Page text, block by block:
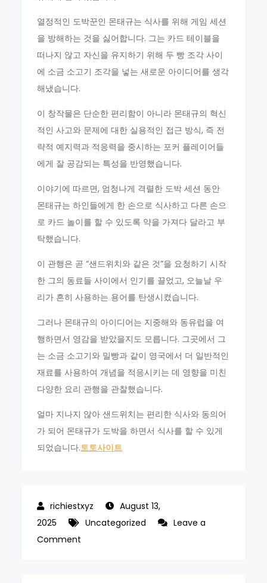
열정적인 도박꾼인 몬태규는 식사를 위해 게임 세션
을 방해하는 것을 싫어합니다. 그는 카드 테이블을
떠나지 않고 자신을 유지하기 위해 두 빵 조각 사이
에 소금 소고기 조각을 넣는 새로운 아이디어를 생각
해냈습니다.
이 창작물은 단순한 편리함이 아니라 몬태규의 혁신
적인 사고와 문제에 대한 실용적인 접근 방식, 즉 전
략적 예지력과 적응력을 중시하는 포커 플레이어들
에게 잘 공감되는 특성을 반영했습니다.
이야기에 따르면, 엄청나게 격렬한 도박 세션 동안
몬태규는 하인들에게 한 손으로 식사하고 다른 손으
로 카드 놀이를 할 수 있도록 약을 가져다 달라고 부
탁했습니다.
이 관행은 곧 “샌드위치와 같은 것”을 요청하기 시작
한 그의 동료들 사이에서 인기를 끌었고, 오늘날 우
리가 흔히 사용하는 용어를 탄생시켰습니다.
그러나 몬태규의 아이디어는 지중해와 동유럽을 여
행하면서 영감을 받았을지도 모릅니다. 그곳에서 그
는 소금 소고기와 밀빵과 같이 영국에서 더 일반적인
재료를 사용하여 개념을 적응시키는 데 영향을 미친
다양한 요리 관행을 관찰했습니다.
얼마 지나지 않아 샌드위치는 편리한 식사와 동의어
가 되어 몬태규가 도박을 하면서 식사를 할 수 있게
되었습니다.토토사이트
August 13,
2025
Uncategorized
Leave a
Comment